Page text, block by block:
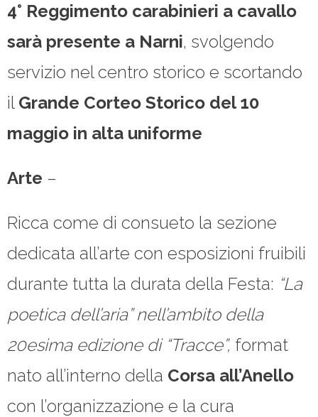
4° Reggimento carabinieri a cavallo
sarà presente a Narni, svolgendo
servizio nel centro storico e scortando
il Grande Corteo Storico del 10
maggio in alta uniforme
Arte –
Ricca come di consueto la sezione
dedicata all’arte con esposizioni fruibili
durante tutta la durata della Festa: “La
poetica dell’aria” nell’ambito della
20esima edizione di “Tracce”, format
nato all’interno della Corsa all’Anello
con l’organizzazione e la cura